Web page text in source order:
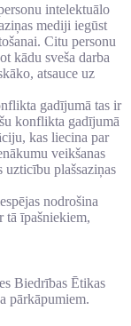
intelektuālo
mediji iegūst
Citu personu
kādu sveša darba
atsauce uz
gadījumā tas ir
konflikta gadījumā
kas liecina par
veikšanas
uzticību plašsaziņas
nodrošina
tā īpašniekiem,
Biedrības Ētikas
pārkāpumiem.